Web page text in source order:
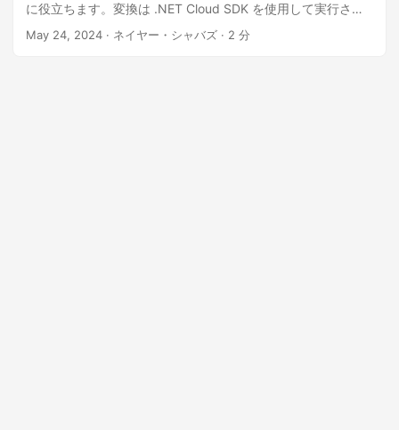
に役立ちます。変換は .NET Cloud SDK を使用して実行され
ます。
May 24, 2024 · ネイヤー・シャバズ · 2 分